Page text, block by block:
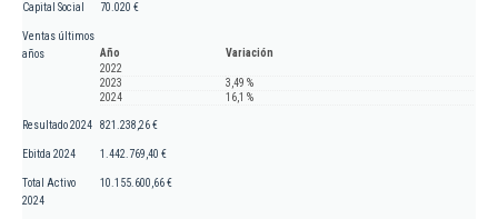
Capital Social 70.020 €
Ventas últimos
años
Año
Variación
2022
2023
3,49 %
2024
16,1 %
Resultado 2024 821.238,26 €
Ebitda 2024 1.442.769,40 €
Total Activo
2024
10.155.600,66 €